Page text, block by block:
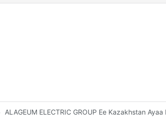
Oo Aad U Sahamin Karto Maqaallo Cusub.
ALAGEUM ELECTRIC GROUP Ee Kazakhstan